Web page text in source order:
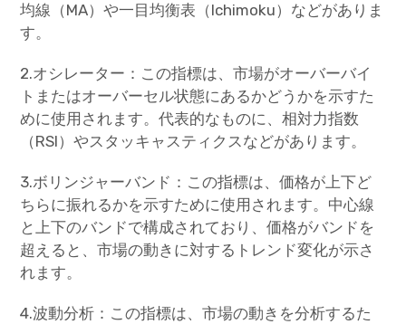
均線（MA）や一目均衡表（Ichimoku）などがありま
す。
2.オシレーター：この指標は、市場がオーバーバイ
トまたはオーバーセル状態にあるかどうかを示すた
めに使用されます。代表的なものに、相対力指数
（RSI）やスタッキャスティクスなどがあります。
3.ボリンジャーバンド：この指標は、価格が上下ど
ちらに振れるかを示すために使用されます。中心線
と上下のバンドで構成されており、価格がバンドを
超えると、市場の動きに対するトレンド変化が示さ
れます。
4.波動分析：この指標は、市場の動きを分析するた